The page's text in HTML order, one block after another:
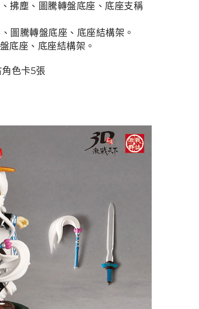
拂塵、圖騰轉盤底座、底座支稱
圖騰轉盤底座、底座結構架。
底座、底座結構架。
色卡5張